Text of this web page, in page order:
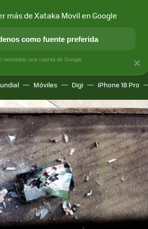
Y SOCIEDAD APLICACIONES
Móviles Digi iPhone 18 Pro
×
más de Xataka Movil en Google
como fuente preferida
necesitas una cuenta de Google